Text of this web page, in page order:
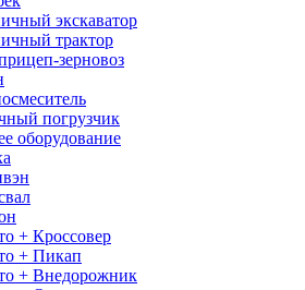
экскаватор
трактор
зерновоз
погрузчик
оборудование
+ Кроссовер
+ Пикап
+ Внедорожник